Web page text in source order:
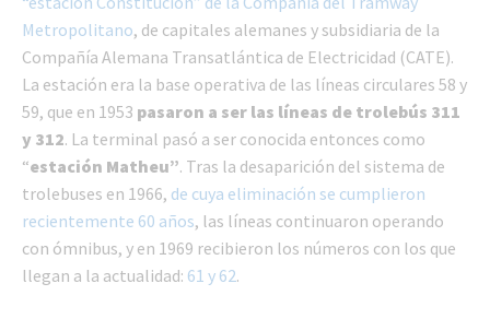
Metropolitano, de capitales alemanes y subsidiaria de la
Compañía Alemana Transatlántica de Electricidad (CATE).
La estación era la base operativa de las líneas circulares 58 y
59, que en 1953 pasaron a ser las líneas de trolebús 311
y 312. La terminal pasó a ser conocida entonces como
“estación Matheu”. Tras la desaparición del sistema de
trolebuses en 1966, de cuya eliminación se cumplieron
recientemente 60 años, las líneas continuaron operando
con ómnibus, y en 1969 recibieron los números con los que
llegan a la actualidad: 61 y 62.